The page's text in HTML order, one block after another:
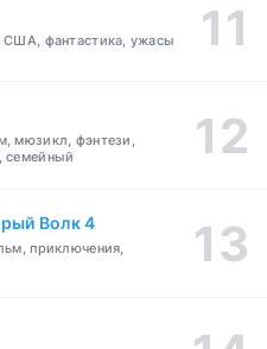
США, фантастика, ужасы
мюзикл, фэнтези,
семейный
Волк 4
приключения,